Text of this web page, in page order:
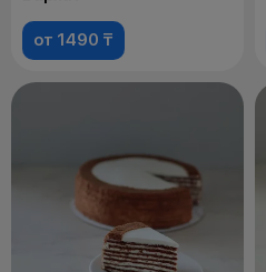
от 1490 ₸